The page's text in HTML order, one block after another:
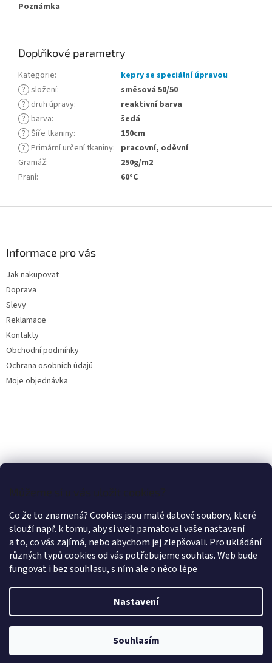
Můžeme si u vás uložit cookies?
Co že to znamená? Cookies jsou malé datové soubory, které
slouží např. k tomu, aby si web pamatoval vaše nastavení
a to, co vás zajímá, nebo abychom jej zlepšovali. Pro ukládání
různých typů cookies od vás potřebujeme souhlas. Web bude
fungovat i bez souhlasu, s ním ale o něco lépe
Nastavení
Souhlasím
Poznámka
Doplňkové parametry
Kategorie:
kepry se speciální úpravou
? složení:
směsová 50/50
? druh úpravy:
reaktivní barva
? barva:
šedá
? Šíře tkaniny:
150cm
? Primární určení tkaniny: pracovní, oděvní
Gramáž:
250g/m2
Praní: 60°C
Informace pro vás
Jak nakupovat
Doprava
Slevy
Reklamace
Kontakty
Obchodní podmínky
Ochrana osobních údajů
Moje objednávka
Vytvořil Shoptet
LÁTKY OLEX PRAHA. Všechna práva vyhrazena.